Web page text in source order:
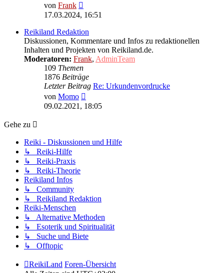
von Frank
Beitrag
17.03.2024, 16:51
Reikiland Redaktion
Diskussionen, Kommentare und Infos zu redaktionellen
Inhalten und Projekten von Reikiland.de.
Moderatoren: Frank, AdminTeam
109 Themen
1876 Beiträge
Letzter Beitrag Re: Urkundenvordrucke
von Momo
Beitrag
09.02.2021, 18:05
Gehe zu
Reiki - Diskussionen und Hilfe
↳ Reiki-Hilfe
↳ Reiki-Praxis
↳ Reiki-Theorie
Reikiland Infos
↳ Community
↳ Reikiland Redaktion
Reiki-Menschen
↳ Alternative Methoden
↳ Esoterik und Spiritualität
↳ Suche und Biete
↳ Offtopic
ReikiLand Foren-Übersicht